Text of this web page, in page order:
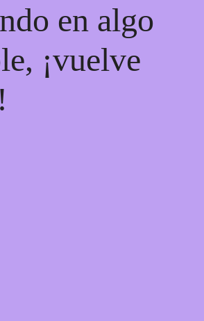
en algo
¡vuelve